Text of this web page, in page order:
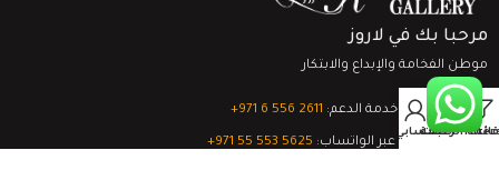
مرحبا بك في لاروز
موطن الفخامة والإبداع والابتكار
تواصل مع خدمة الدعم: ‎+971 6 556 2611
الدعم الفني عبر الواتساب: ‎+971 55 553 5625
قائمة الرغبات
0
السلةحسابي